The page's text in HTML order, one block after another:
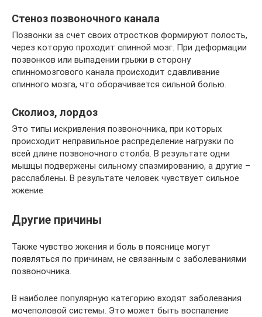
Стеноз позвоночного канала
Позвонки за счет своих отростков формируют полость,
через которую проходит спинной мозг. При деформации
позвонков или выпадении грыжи в сторону
спинномозгового канала происходит сдавливание
спинного мозга, что оборачивается сильной болью.
Сколиоз, лордоз
Это типы искривления позвоночника, при которых
происходит неправильное распределение нагрузки по
всей длине позвоночного столба. В результате одни
мышцы подвержены сильному спазмированию, а другие –
расслаблены. В результате человек чувствует сильное
жжение.
Другие причины
Также чувство жжения и боль в пояснице могут
появляться по причинам, не связанным с заболеваниями
позвоночника.
В наиболее популярную категорию входят заболевания
мочеполовой системы. Это может быть воспаление